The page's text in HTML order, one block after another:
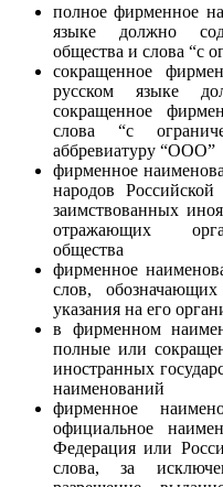
полное фирменное
языке должно
общества и слова “с
сокращенное
русском языке
сокращенное
слова “с
аббревиатуру “ООО”
фирменное
народов
заимствованных
отражающих
общества
фирменное
слов,
указания на его
в фирменном
полные или
иностранных
наименований
фирменное
официальное
Федерация или
слова, за